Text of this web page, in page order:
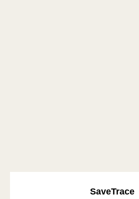
SaveTrace